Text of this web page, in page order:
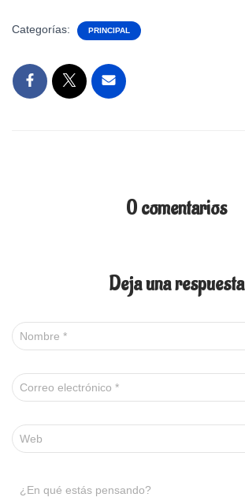
Categorías: PRINCIPAL
0 comentarios
Deja una respuesta
Nombre *
Correo electrónico *
Web
¿En qué estás pensando?